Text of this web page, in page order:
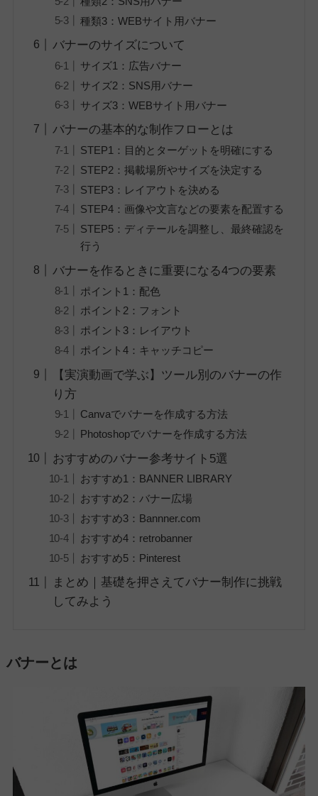
種類3：WEBサイト用バナー
バナーのサイズについて
サイズ1：広告バナー
サイズ2：SNS用バナー
サイズ3：WEBサイト用バナー
バナーの基本的な制作フローとは
STEP1：目的とターゲットを明確にする
STEP2：掲載場所やサイズを決定する
STEP3：レイアウトを決める
STEP4：画像や文言などの要素を配置する
STEP5：ディテールを調整し、最終確認を
行う
バナーを作るときに重要になる4つの要素
ポイント1：配色
ポイント2：フォント
ポイント3：レイアウト
ポイント4：キャッチコピー
【実演動画で学ぶ】ツール別のバナーの作
り方
Canvaでバナーを作成する方法
Photoshopでバナーを作成する方法
おすすめのバナー参考サイト5選
おすすめ1：BANNER LIBRARY
おすすめ2：バナー広場
おすすめ3：Bannner.com
おすすめ4：retrobanner
おすすめ5：Pinterest
まとめ｜基礎を押さえてバナー制作に挑戦
してみよう
バナーとは